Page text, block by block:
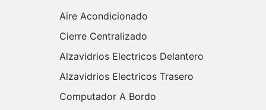
Aire Acondicionado
Cierre Centralizado
Alzavidrios Electricos Delantero
Alzavidrios Electricos Trasero
Computador A Bordo